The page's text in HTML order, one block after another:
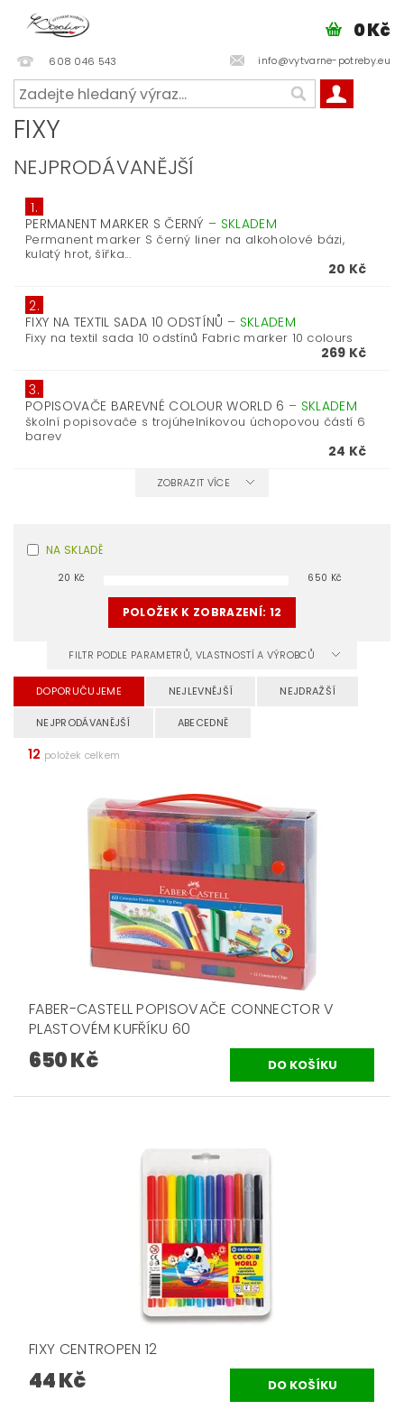
608 046 543 info@vytvarne-potreby.eu
0 Kč
FIXY
NEJPRODÁVANĚJŠÍ
1.
PERMANENT MARKER S ČERNÝ – SKLADEM
Permanent marker S černý liner na alkoholové bázi,
kulatý hrot, šířka...
20 Kč
2.
FIXY NA TEXTIL SADA 10 ODSTÍNŮ – SKLADEM
Fixy na textil sada 10 odstínů Fabric marker 10 colours
269 Kč
3.
POPISOVAČE BAREVNÉ COLOUR WORLD 6 – SKLADEM
školní popisovače s trojúhelníkovou úchopovou částí 6
barev
24 Kč
ZOBRAZIT VÍCE
NA SKLADĚ
20 Kč 650 Kč
POLOŽEK K ZOBRAZENÍ: 12
FILTR PODLE PARAMETRŮ, VLASTNOSTÍ A VÝROBCŮ
DOPORUČUJEME NEJLEVNĚJŠÍ NEJDRAŽŠÍ
NEJPRODÁVANĚJŠÍ ABECEDNĚ
12 položek celkem
FABER-CASTELL POPISOVAČE CONNECTOR V
PLASTOVÉM KUFŘÍKU 60
650 Kč
FIXY CENTROPEN 12
44 Kč